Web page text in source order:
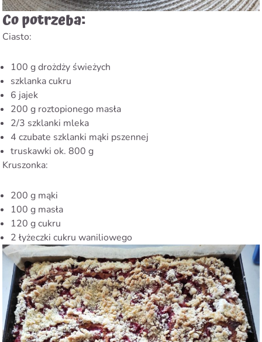
Co potrzeba:
Ciasto:
100 g drożdży świeżych
szklanka cukru
6 jajek
200 g roztopionego masła
2/3 szklanki mleka
4 czubate szklanki mąki pszennej
truskawki ok. 800 g
Kruszonka:
200 g mąki
100 g masła
120 g cukru
2 łyżeczki cukru waniliowego